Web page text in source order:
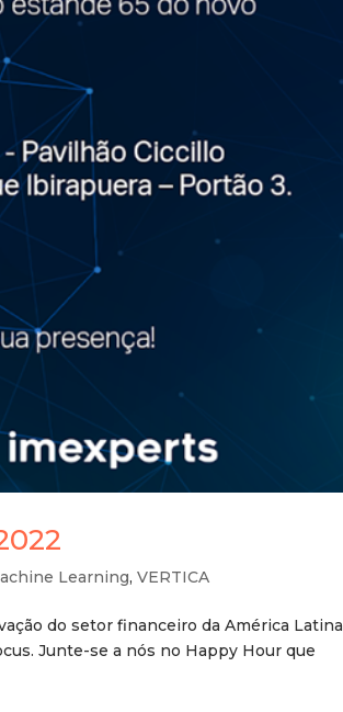
Learning,VERTICA
do setor financeiro da América Latina
Junte-se a nós no Happy Hour que